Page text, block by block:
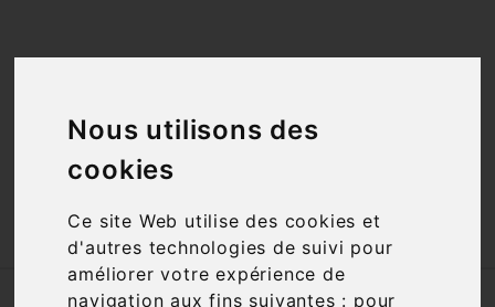
Nous utilisons des
cookies
Ce site Web utilise des cookies et
d'autres technologies de suivi pour
améliorer votre expérience de
navigation aux fins suivantes : pour
Accueil Vins Appellation
AOC